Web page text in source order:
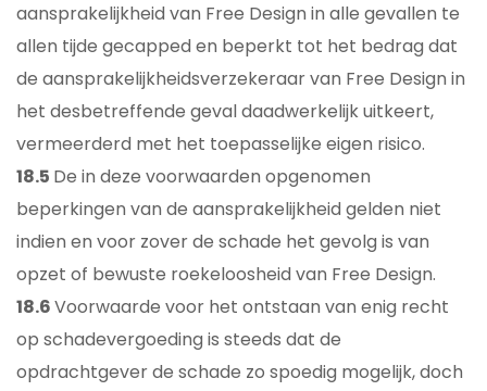
aansprakelijkheid van Free Design in alle gevallen te
allen tijde gecapped en beperkt tot het bedrag dat
de aansprakelijkheidsverzekeraar van Free Design in
het desbetreffende geval daadwerkelijk uitkeert,
vermeerderd met het toepasselijke eigen risico.
18.5 De in deze voorwaarden opgenomen
beperkingen van de aansprakelijkheid gelden niet
indien en voor zover de schade het gevolg is van
opzet of bewuste roekeloosheid van Free Design.
18.6Voorwaarde voor het ontstaan van enig recht
op schadevergoeding is steeds dat de
opdrachtgever de schade zo spoedig mogelijk, doch